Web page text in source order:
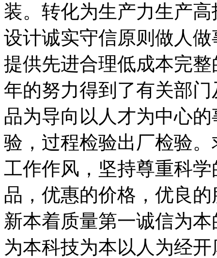
装。转化为生产力生产
设计诚实守信原则做人
提供先进合理低成本完
年的努力得到了有关部
品为导向以人才为中心
验，过程检验出厂检验
工作作风，坚持尊重科
品，优惠的价格，优良
新本着质量第一诚信为
为本科技为本以人为经